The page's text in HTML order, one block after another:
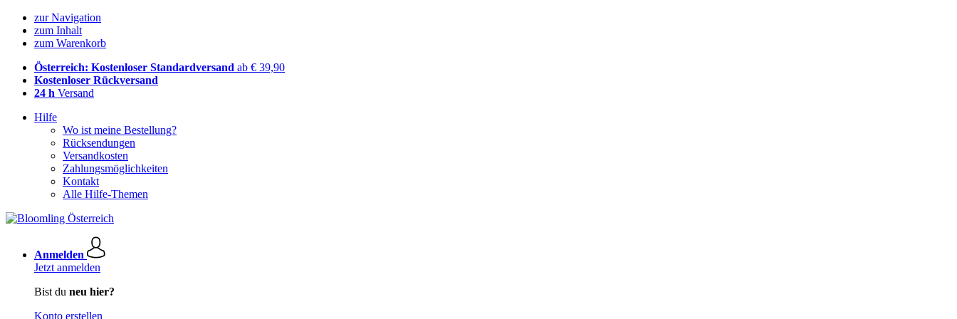
zur Navigation
zum Inhalt
zum Warenkorb
Österreich: Kostenloser Standardversand ab € 39,90
Kostenloser Rückversand
24 h Versand
Hilfe
Wo ist meine Bestellung?
Rücksendungen
Versandkosten
Zahlungsmöglichkeiten
Kontakt
Alle Hilfe-Themen
Anmelden
Jetzt anmelden
Bist du neu hier?
Konto erstellen